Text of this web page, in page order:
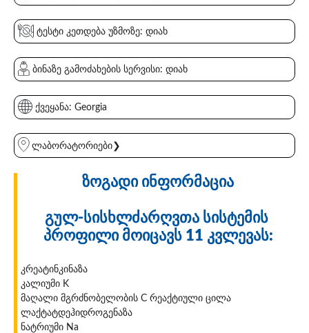
ტესტი კეთდება უზმოზე: დიახ
ბინაზე გამოძახების სერვისი: დიახ
ქვეყანა: Georgia
ლაბორატორიები❯
ზოგადი ინფორმაცია
გულ-სისხლძარღვთა სისტემის
პროფილი მოიცავს 11 კვლევას:
კრეატინკინაზა
კალიუმი K
მაღალი მგრძნობელობის C რეაქტიული ცილა
ლაქტატდეჰიდროგენაზა
ნატრიუმი Na